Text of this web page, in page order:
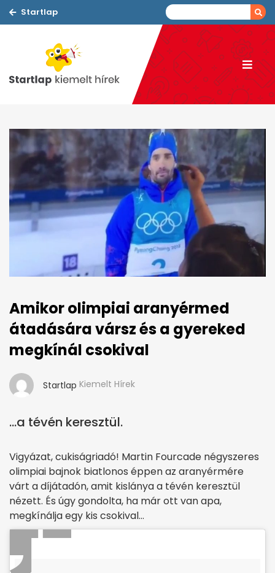
Startlap
Amikor olimpiai aranyérmed
átadására vársz és a gyereked
megkínál csokival
Startlap Kiemelt Hírek
…a tévén keresztül.
Vigyázat, cukiságriadó! Martin Fourcade négyszeres
olimpiai bajnok biatlonos éppen az aranyérmére
várt a díjátadón, amit kislánya a tévén keresztül
nézett. És úgy gondolta, ha már ott van apa,
megkínálja egy kis csokival…